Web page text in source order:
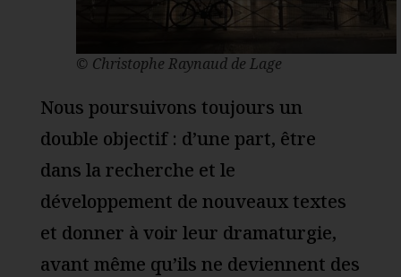
© Christophe Raynaud de Lage
Nous poursuivons toujours un
double objectif : d’une part, être
dans la recherche et le
développement de nouveaux textes
et donner à voir leur dramaturgie,
avant même qu’ils ne deviennent des